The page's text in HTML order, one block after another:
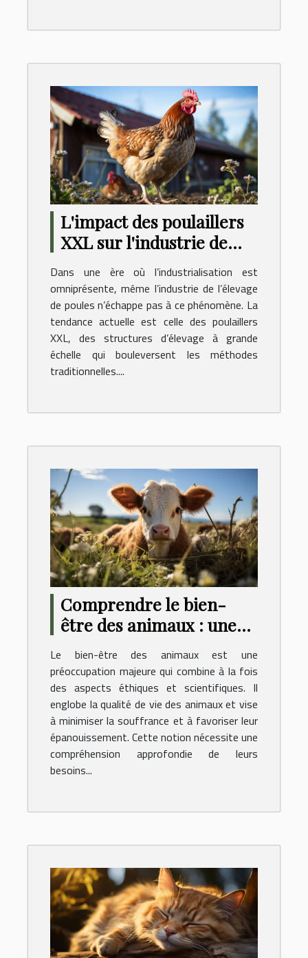
L'impact des poulaillers
XXL sur l'industrie de
l'élevage de poules
Dans une ère où l’industrialisation est
omniprésente, même l’industrie de l’élevage
de poules n’échappe pas à ce phénomène. La
tendance actuelle est celle des poulaillers
XXL, des structures d’élevage à grande
échelle qui bouleversent les méthodes
traditionnelles....
Comprendre le bien-
être des animaux : une
perspective éthique et
scientifique
Le bien-être des animaux est une
préoccupation majeure qui combine à la fois
des aspects éthiques et scientifiques. Il
englobe la qualité de vie des animaux et vise
à minimiser la souffrance et à favoriser leur
épanouissement. Cette notion nécessite une
compréhension approfondie de leurs
besoins...